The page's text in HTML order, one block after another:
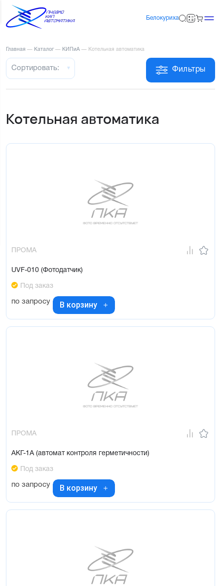
Белокуриха
Главная — Каталог — КИПиА — Котельная автоматика
Фильтры
Сортировать:
Котельная автоматика
ПРОМА
UVF-010 (Фотодатчик)
Под заказ
по запросу В корзину
ПРОМА
АКГ-1А (автомат контроля герметичности)
Под заказ
по запросу В корзину